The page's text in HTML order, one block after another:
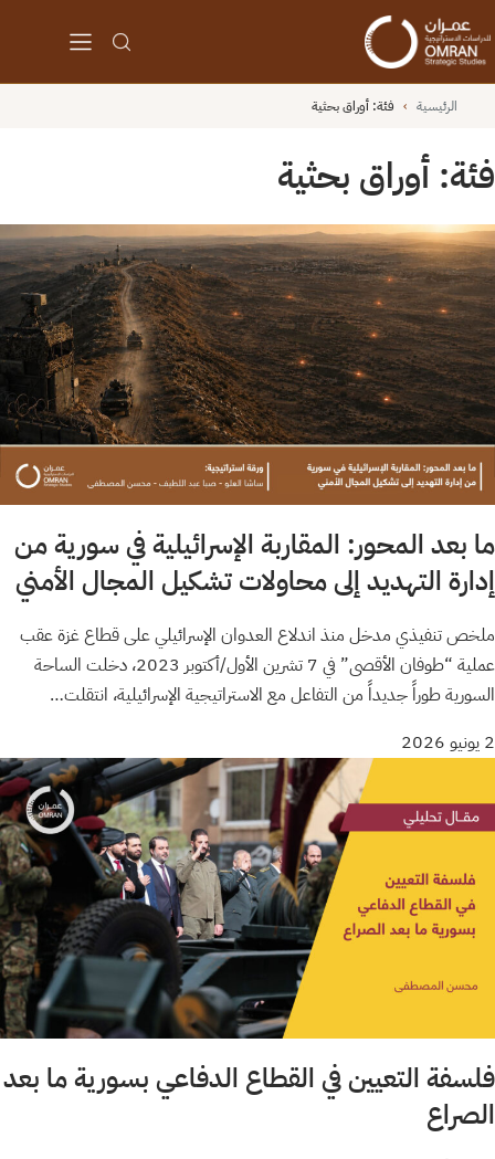
الرئيسية › فئة: أوراق بحثية
فئة: أوراق بحثية
ما بعد المحور: المقاربة الإسرائيلية في سورية من
إدارة التهديد إلى محاولات تشكيل المجال الأمني
ملخص تنفيذي مدخل منذ اندلاع العدوان الإسرائيلي على قطاع غزة عقب
عملية “طوفان الأقصى” في 7 تشرين الأول/أكتوبر 2023، دخلت الساحة
السورية طوراً جديداً من التفاعل مع الاستراتيجية الإسرائيلية، انتقلت…
2 يونيو 2026
فلسفة التعيين في القطاع الدفاعي بسورية ما بعد
الصراع